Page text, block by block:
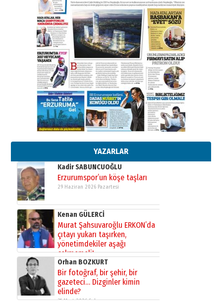
YAZARLAR
ATATÜRK ÜNİVERSİTESİ?”
28 Temmuz 2026 Salı
Ahmet Gökhan YAZICI
Ahmed Yesevi’den bir Alperen…
”Reisimiz” idi… Hakka yürüdü.!
26 Mart 2026 Perşembe
Cem Bakırcı
Ardında bıraktığı hatıralarıyla
gönül adamı Faruk Terzioğlu!
13 Mayıs 2026 Çarşamba
Esat BİNDESEN
Başkan Sekmen’den Erzurum’a
bir vizyon proje daha!
02 Ağustos 2026 Pazar
Kadir SABUNCUOĞLU
Erzurumspor’un köşe taşları
29 Haziran 2026 Pazartesi
Kenan GÜLERCİ
Murat Şahsuvaroğlu ERKON’da
çıtayı yukarı taşırken,
yönetimdekiler aşağı
çekmemeli!
17 Şubat 2026 SalıOrhan BOZKURT
Bir fotoğraf, bir şehir, bir
gazeteci… Dizginler kimin
elinde?
31 Mart 2026 Salı